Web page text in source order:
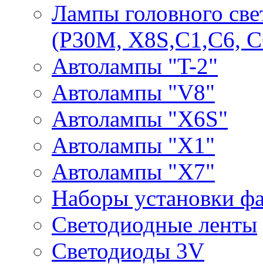
Лампы головного
(P30M, X8S,С1,С6,
Автолампы "T-2"
Автолампы "V8"
Автолампы "X6S"
Автолампы "Х1"
Автолампы "Х7"
Наборы установки
Светодиодные ленты
Светодиоды 3V